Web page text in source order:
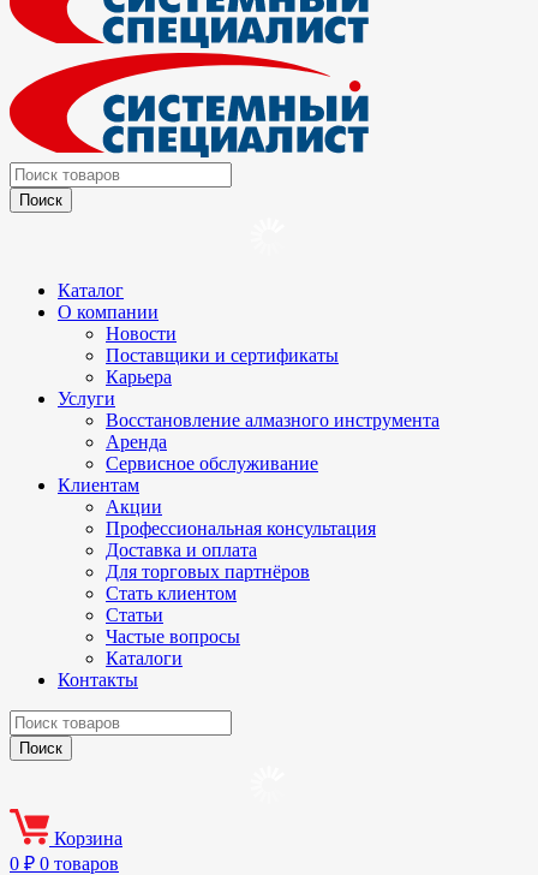
Каталог
О компании
Новости
Поставщики и сертификаты
Карьера
Услуги
Восстановление алмазного инструмента
Аренда
Сервисное обслуживание
Клиентам
Акции
Профессиональная консультация
Доставка и оплата
Для торговых партнёров
Стать клиентом
Статьи
Частые вопросы
Каталоги
Контакты
Корзина
0 ₽ 0 товаров